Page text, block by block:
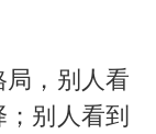
，别人看
别人看到